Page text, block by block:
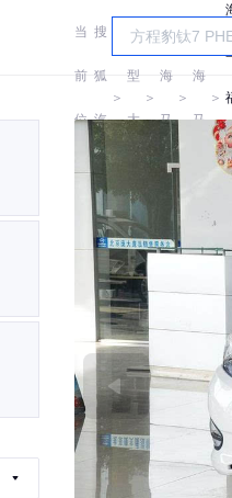
当
前
位
置:
搜
狐
汽
车
＞
车
型
大
＞
海
马
＞
海
马
＞